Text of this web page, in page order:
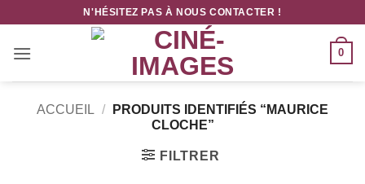
contenu
N'HÉSITEZ PAS À NOUS CONTACTER !
0
ACCUEIL /
PRODUITS IDENTIFIÉS “MAURICE
CLOCHE”
FILTRER